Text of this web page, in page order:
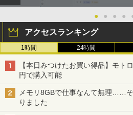
● ● ● ●
アクセスランキング
1時間 24時間
【本日みつけたお買い得品】モト
円で購入可能
メモリ8GBで仕事なんて無理……
りました